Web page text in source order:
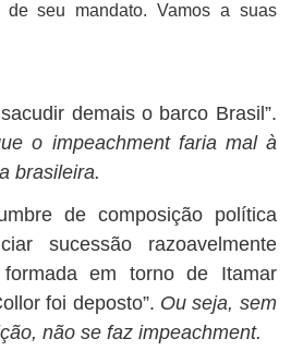
seu mandato. Vamos a suas
demais o barco Brasil”.
o impeachment faria mal à
brasileira.
de composição política
sucessão razoavelmente
em torno de Itamar
foi deposto”. Ou seja, sem
não se faz impeachment.